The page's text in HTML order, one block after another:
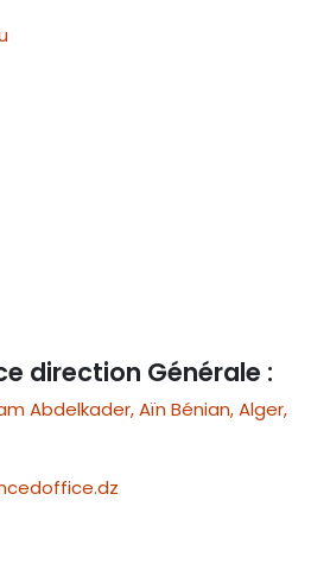
direction Générale :
Abdelkader, Aïn Bénian, Alger,